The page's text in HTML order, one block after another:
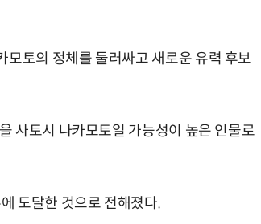
토의 정체를 둘러싸고 새로운 유력 후보
사토시 나카모토일 가능성이 높은 인물로
도달한 것으로 전해졌다.